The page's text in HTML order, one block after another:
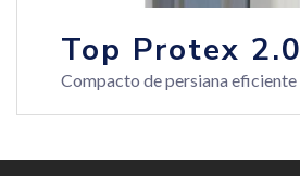
Top Protex 2.0
Compacto de persiana eficiente